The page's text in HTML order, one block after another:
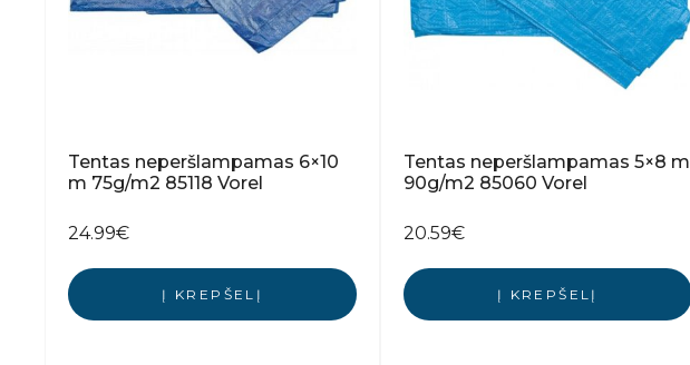
Tentas neperšlampamas 6×10
m 75g/m2 85118 Vorel
24.99€
Į KREPŠELĮ
Tentas neperšlampamas 5×8 m
90g/m2 85060 Vorel
20.59€
Į KREPŠELĮ